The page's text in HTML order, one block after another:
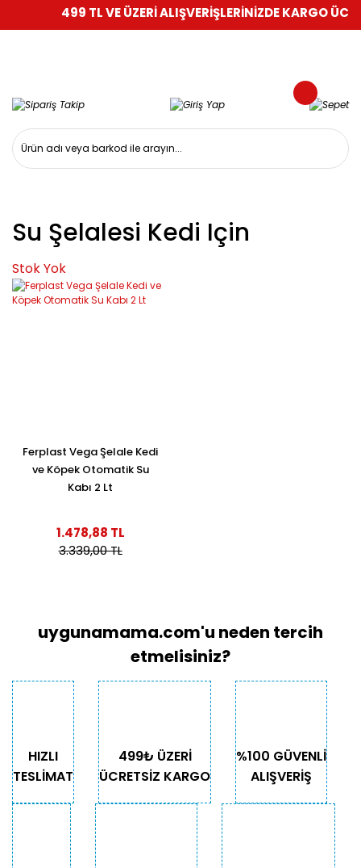
499 TL VE ÜZERİ ALIŞVERİŞLERİNİZDE KARGO
Su Şelalesi Kedi Için
Stok Yok
Ferplast Vega Şelale Kedi
ve Köpek Otomatik Su
Kabı 2 Lt
1.478,88 TL
3.339,00 TL
uygunamama.com'u neden tercih
etmelisiniz?
HIZLI
TESLİMAT
499₺ ÜZERİ
ÜCRETSİZ KARGO
%100 GÜVENLİ
ALIŞVERİŞ